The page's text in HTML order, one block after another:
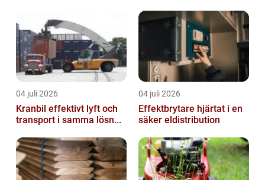
04 juli 2026
Kranbil effektivt lyft och
transport i samma lösn...
04 juli 2026
Effektbrytare hjärtat i en
säker eldistribution